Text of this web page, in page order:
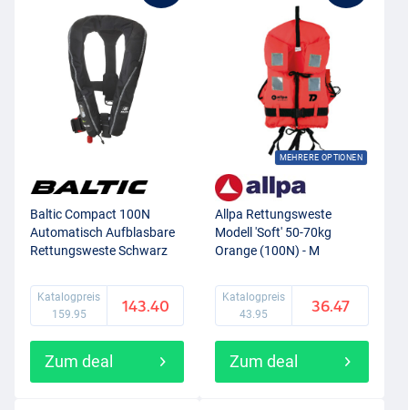
Baltic Compact 100N
Automatisch Aufblasbare
Rettungsweste Schwarz
Katalogpreis
159.95
143.40
Zum deal
MEHRERE OPTIONEN
Allpa Rettungsweste
Modell 'Soft' 50-70kg
Orange (100N) - M
Katalogpreis
43.95
36.47
Zum deal